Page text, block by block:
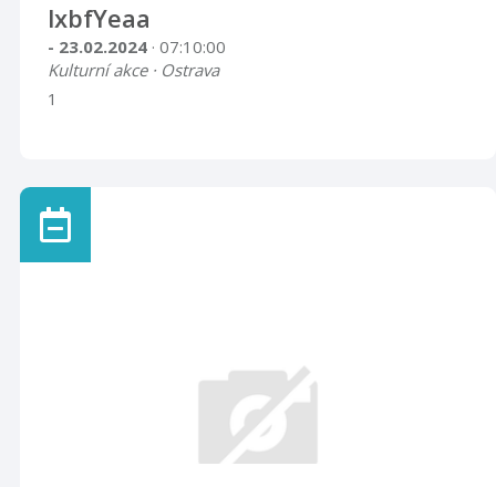
lxbfYeaa
- 23.02.2024 · 07:10:00
Kulturní akce · Ostrava
1